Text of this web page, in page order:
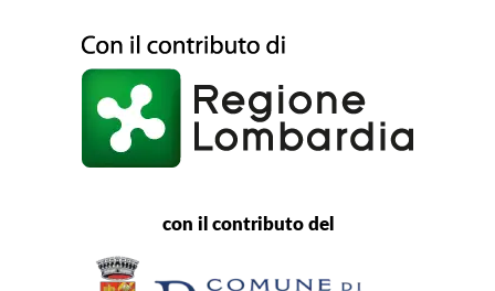
con il contributo del